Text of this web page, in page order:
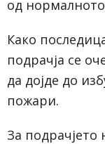
од
Како
подрачја се
да дојде до
пожари.
За подрачјето